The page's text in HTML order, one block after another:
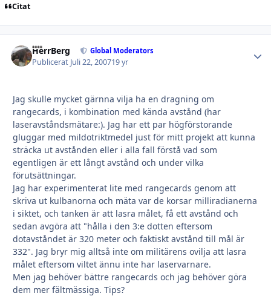
Citat
HerrBerg Global Moderators
Publicerat Juli 22, 200719 yr
Jag skulle mycket gärnna vilja ha en dragning om
rangecards, i kombination med kända avstånd (har
laseravståndsmätare:). Jag har ett par högförstorande
gluggar med mildotriktmedel just för mitt projekt att kunna
sträcka ut avstånden eller i alla fall förstå vad som
egentligen är ett långt avstånd och under vilka
förutsättningar.
Jag har experimenterat lite med rangecards genom att
skriva ut kulbanorna och mäta var de korsar milliradianerna
i siktet, och tanken är att lasra målet, få ett avstånd och
sedan avgöra att "hålla i den 3:e dotten eftersom
dotavståndet är 320 meter och faktiskt avstånd till mål är
332". Jag bryr mig alltså inte om militärens ovilja att lasra
målet eftersom viltet ännu inte har laservarnare.
Men jag behöver bättre rangecards och jag behöver göra
dem mer fältmässiga. Tips?